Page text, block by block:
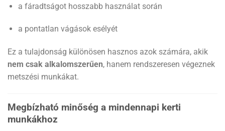
a fáradtságot hosszabb használat során
a pontatlan vágások esélyét
Ez a tulajdonság különösen hasznos azok számára, akik
nem csak alkalomszerűen, hanem rendszeresen végeznek
metszési munkákat.
Megbízható minőség a mindennapi kerti
munkákhoz